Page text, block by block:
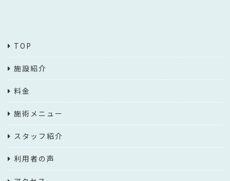
TOP
施設紹介
料金
施術メニュー
スタッフ紹介
利用者の声